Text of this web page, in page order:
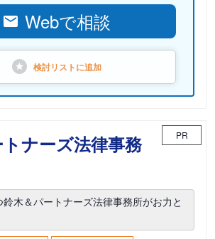
Webで相談
検討リストに追加
ナーズ法律事務
PR
木＆パートナーズ法律事務所がお力と